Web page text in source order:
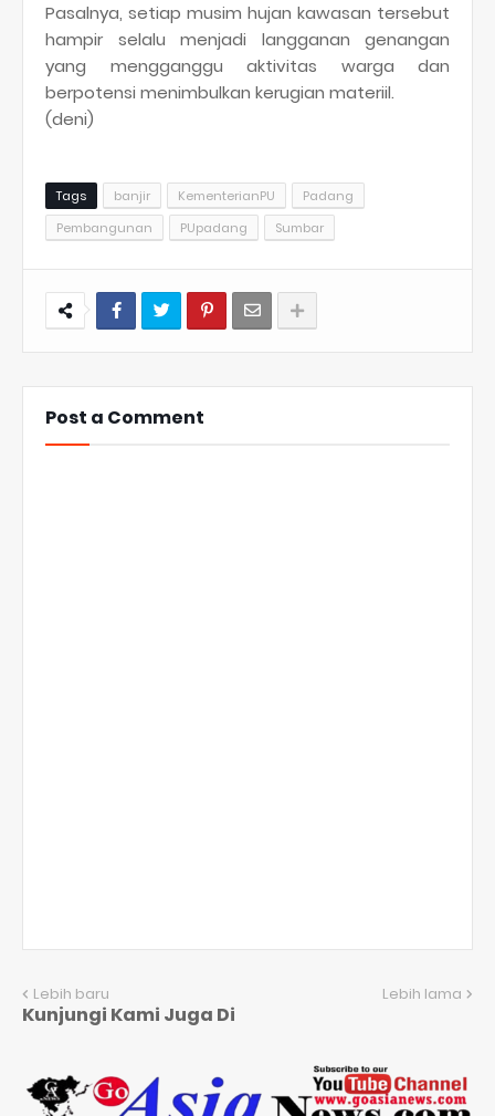
Pasalnya, setiap musim hujan kawasan tersebut
hampir selalu menjadi langganan genangan
yang mengganggu aktivitas warga dan
berpotensi menimbulkan kerugian materiil.
(deni)
Tags banjir KementerianPU
Padang
Pembangunan
PUpadang Sumbar
Post a Comment
Lebih baru Lebih lama
Kunjungi Kami Juga Di